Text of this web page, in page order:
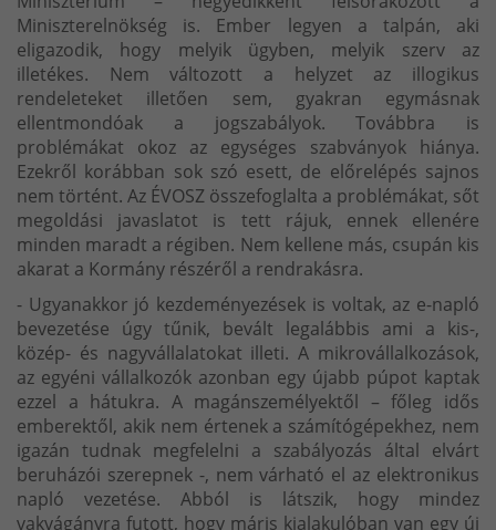
Miniszterelnökség is. Ember legyen a talpán, aki
eligazodik, hogy melyik ügyben, melyik szerv az
illetékes. Nem változott a helyzet az illogikus
rendeleteket illetően sem, gyakran egymásnak
ellentmondóak a jogszabályok. Továbbra is
problémákat okoz az egységes szabványok hiánya.
Ezekről korábban sok szó esett, de előrelépés sajnos
nem történt. Az ÉVOSZ összefoglalta a problémákat, sőt
megoldási javaslatot is tett rájuk, ennek ellenére
minden maradt a régiben. Nem kellene más, csupán kis
akarat a Kormány részéről a rendrakásra.
- Ugyanakkor jó kezdeményezések is voltak, az e-napló
bevezetése úgy tűnik, bevált legalábbis ami a kis-,
közép- és nagyvállalatokat illeti. A mikrovállalkozások,
az egyéni vállalkozók azonban egy újabb púpot kaptak
ezzel a hátukra. A magánszemélyektől – főleg idős
emberektől, akik nem értenek a számítógépekhez, nem
igazán tudnak megfelelni a szabályozás által elvárt
beruházói szerepnek -, nem várható el az elektronikus
napló vezetése. Abból is látszik, hogy mindez
vakvágányra futott, hogy máris kialakulóban van egy új